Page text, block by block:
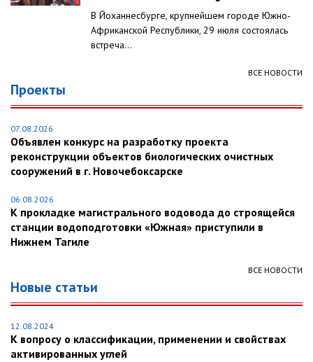
В Йоханнесбурге, крупнейшем городе Южно-
Африканской Республики, 29 июля состоялась
встреча...
ВСЕ НОВОСТИ
Проекты
07.08.2026
Объявлен конкурс на разработку проекта
реконструкции объектов биологических очистных
сооружений в г. Новочебоксарске
06.08.2026
К прокладке магистрального водовода до строящейся
станции водоподготовки «Южная» приступили в
Нижнем Тагиле
ВСЕ НОВОСТИ
Новые статьи
12.08.2024
К вопросу о классификации, применении и свойствах
активированных углей